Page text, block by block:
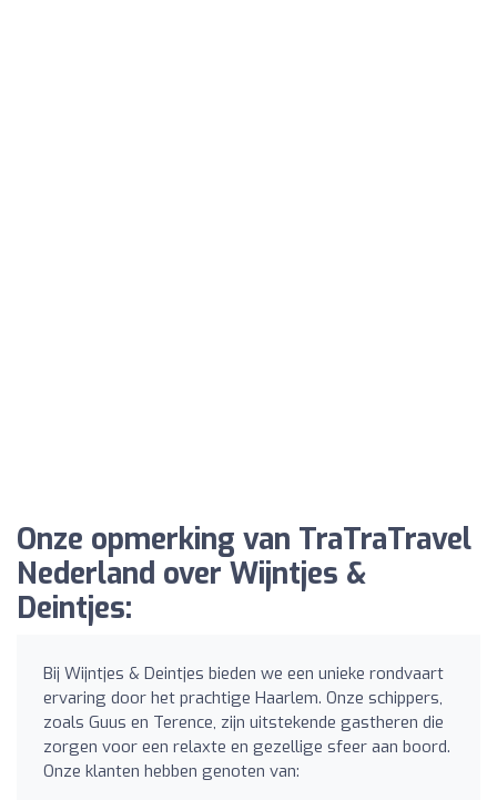
Onze opmerking van TraTraTravel
Nederland over Wijntjes &
Deintjes:
Bij Wijntjes & Deintjes bieden we een unieke rondvaart
ervaring door het prachtige Haarlem. Onze schippers,
zoals Guus en Terence, zijn uitstekende gastheren die
zorgen voor een relaxte en gezellige sfeer aan boord.
Onze klanten hebben genoten van: